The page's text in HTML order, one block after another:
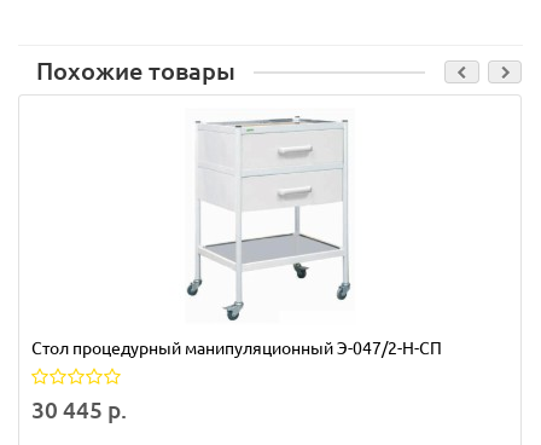
Похожие товары
Стол процедурный манипуляционный Э-047/2-Н-СП
30 445 р.